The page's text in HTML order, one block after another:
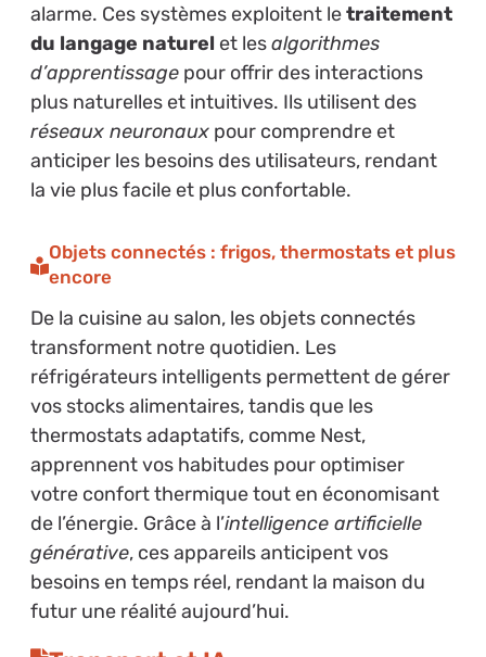
alarme. Ces systèmes exploitent letraitement
du langage naturel et lesalgorithmes
d’apprentissagepour offrir des interactions
plus naturelles et intuitives. Ils utilisent des
réseaux neuronauxpour comprendre et
anticiper les besoins des utilisateurs, rendant
la vie plus facile et plus confortable.
Objets connectés : frigos, thermostats et plus
encore
De la cuisine au salon, les objets connectés
transforment notre quotidien. Les
réfrigérateurs intelligents permettent de gérer
vos stocks alimentaires, tandis que les
thermostats adaptatifs, comme Nest,
apprennent vos habitudes pour optimiser
votre confort thermique tout en économisant
de l’énergie. Grâce à l’intelligence artificielle
générative, ces appareils anticipent vos
besoins en temps réel, rendant la maison du
futur une réalité aujourd’hui.